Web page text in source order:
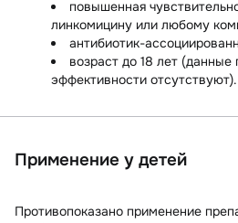
повышенная
линкомицину или любому
антибиотик-
возраст до 18 лет (данные
эффективности отсутствуют).
Применение у детей
Противопоказано применение